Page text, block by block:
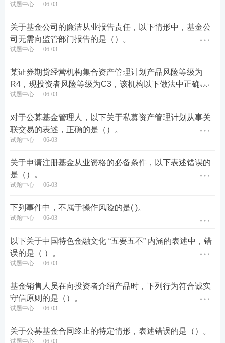
遵循的（）。
试题中心 06-03
关于基金公司的廉洁从业报告责任，以下情形中，基金公
司无需向监管部门报告的是（）。
试题中心 06-03
某证券期货经营机构集合资产管理计划产品风险等级为
R4，现投资者风险等级为C3，该机构以下做法中正确的
是（）
试题中心 06-03
对于公募基金管理人，以下关于私募资产管理计划从事关
联交易的表述，正确的是（）。
试题中心 06-03
关于申请注册基金从业资格的必备条件，以下表述错误的
是（）。
试题中心 06-03
下列事件中，不属于操作风险的是( )。
试题中心 06-03
以下关于中国特色金融文化 “五要五不” 内涵的表述中，错
误的是（ ）。
试题中心 06-03
基金销售人员在向投资者介绍产品时，下列行为符合诚实
守信原则的是（）。
试题中心 06-03
关于公募基金合同终止的特定情形，表述错误的是（）。